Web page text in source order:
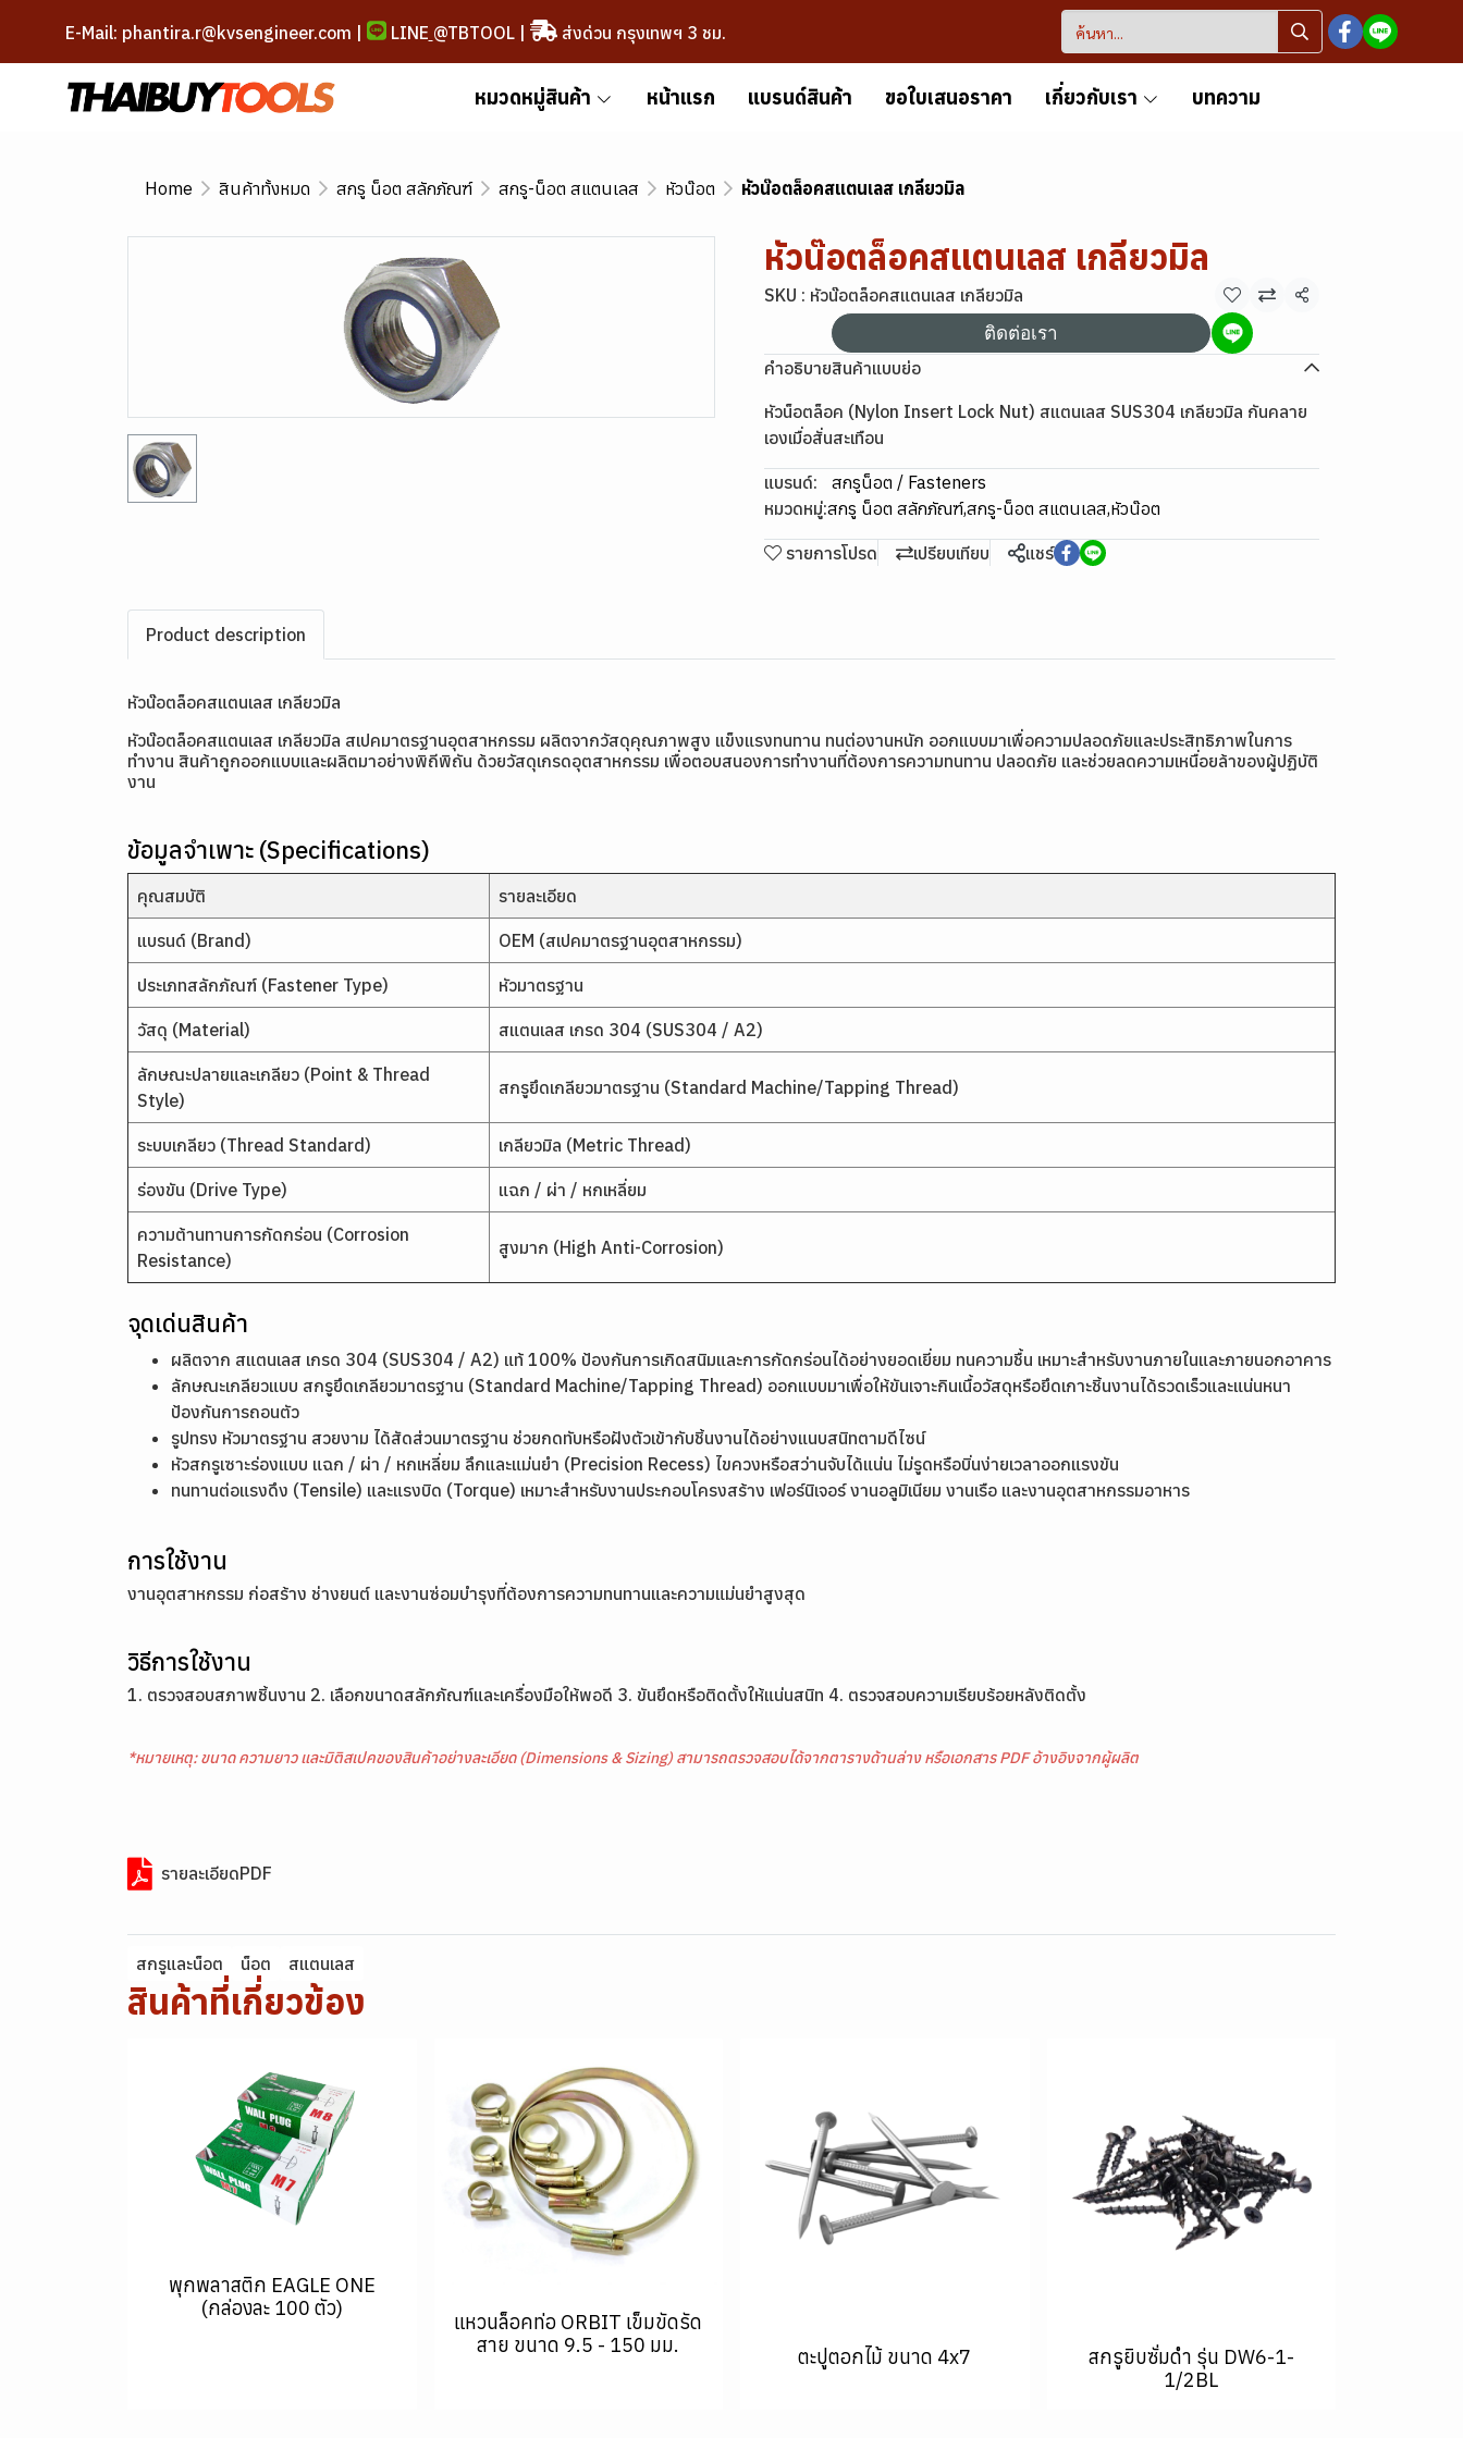
E-Mail: phantira.r@kvsengineer.com | LINE @TBTOOL| ส่งด่วน กรุงเทพฯ 3 ชม.
หมวดหมู่สินค้า หน้าแรก แบรนด์สินค้า ขอใบเสนอราคา เกี่ยวกับเรา บทความ
Home สินค้าทั้งหมด สกรู น็อต สลักภัณฑ์ สกรู-น็อต สแตนเลส หัวน๊อต หัวน๊อตล็อคสแตนเลส เกลียวมิล
หัวน๊อตล็อคสแตนเลส เกลียวมิล
SKU : หัวน๊อตล็อคสแตนเลส เกลียวมิล
แชร์
ติดต่อเรา
คำอธิบายสินค้าแบบย่อ
หัวน็อตล็อค (Nylon Insert Lock Nut) สแตนเลส SUS304 เกลียวมิล กันคลาย
เองเมื่อสั่นสะเทือน
แบรนด์:
สกรูน็อต / Fasteners
หมวดหมู่:สกรู น็อต สลักภัณฑ์,สกรู-น็อต สแตนเลส,หัวน๊อต
รายการโปรด เปรียบเทียบ แชร์
Product description
หัวน๊อตล็อคสแตนเลส เกลียวมิล
หัวน๊อตล็อคสแตนเลส เกลียวมิล สเปคมาตรฐานอุตสาหกรรม ผลิตจากวัสดุคุณภาพสูง แข็งแรงทนทาน ทนต่องานหนัก ออกแบบมาเพื่อความปลอดภัยและประสิทธิภาพในการ
ทำงาน สินค้าถูกออกแบบและผลิตมาอย่างพิถีพิถัน ด้วยวัสดุเกรดอุตสาหกรรม เพื่อตอบสนองการทำงานที่ต้องการความทนทาน ปลอดภัย และช่วยลดความเหนื่อยล้าของผู้ปฏิบัติ
งาน
ข้อมูลจำเพาะ (Specifications)
คุณสมบัติ รายละเอียด
แบรนด์ (Brand) OEM (สเปคมาตรฐานอุตสาหกรรม)
ประเภทสลักภัณฑ์ (Fastener Type) หัวมาตรฐาน
วัสดุ (Material) สแตนเลส เกรด 304 (SUS304 / A2)
ลักษณะปลายและเกลียว (Point & Thread
Style)
สกรูยึดเกลียวมาตรฐาน (Standard Machine/Tapping Thread)
ระบบเกลียว (Thread Standard) เกลียวมิล (Metric Thread)
ร่องขัน (Drive Type) แฉก / ผ่า / หกเหลี่ยม
ความต้านทานการกัดกร่อน (Corrosion
Resistance)
สูงมาก (High Anti-Corrosion)
จุดเด่นสินค้า
ผลิตจาก สแตนเลส เกรด 304 (SUS304 / A2) แท้ 100% ป้องกันการเกิดสนิมและการกัดกร่อนได้อย่างยอดเยี่ยม ทนความชื้น เหมาะสำหรับงานภายในและภายนอกอาคาร
ลักษณะเกลียวแบบ สกรูยึดเกลียวมาตรฐาน (Standard Machine/Tapping Thread) ออกแบบมาเพื่อให้ขันเจาะกินเนื้อวัสดุหรือยึดเกาะชิ้นงานได้รวดเร็วและแน่นหนา
ป้องกันการถอนตัว
รูปทรง หัวมาตรฐาน สวยงาม ได้สัดส่วนมาตรฐาน ช่วยกดทับหรือฝังตัวเข้ากับชิ้นงานได้อย่างแนบสนิทตามดีไซน์
หัวสกรูเซาะร่องแบบ แฉก / ผ่า / หกเหลี่ยม ลึกและแม่นยำ (Precision Recess) ไขควงหรือสว่านจับได้แน่น ไม่รูดหรือบิ่นง่ายเวลาออกแรงขัน
ทนทานต่อแรงดึง (Tensile) และแรงบิด (Torque) เหมาะสำหรับงานประกอบโครงสร้าง เฟอร์นิเจอร์ งานอลูมิเนียม งานเรือ และงานอุตสาหกรรมอาหาร
การใช้งาน
งานอุตสาหกรรม ก่อสร้าง ช่างยนต์ และงานซ่อมบำรุงที่ต้องการความทนทานและความแม่นยำสูงสุด
วิธีการใช้งาน
1. ตรวจสอบสภาพชิ้นงาน 2. เลือกขนาดสลักภัณฑ์และเครื่องมือให้พอดี 3. ขันยึดหรือติดตั้งให้แน่นสนิท 4. ตรวจสอบความเรียบร้อยหลังติดตั้ง
*หมายเหตุ: ขนาด ความยาว และมิติสเปคของสินค้าอย่างละเอียด (Dimensions & Sizing) สามารถตรวจสอบได้จากตารางด้านล่าง หรือเอกสาร PDF อ้างอิงจากผู้ผลิต
รายละเอียดPDF
สกรูและน็อต น็อต สแตนเลส
สินค้าที่เกี่ยวข้อง
พุกพลาสติก EAGLE ONE
(กล่องละ 100 ตัว)
แหวนล็อคท่อ ORBIT เข็มขัดรัด
สาย ขนาด 9.5 - 150 มม.
ตะปูตอกไม้ ขนาด 4x7
สกรูยิบซั่มดำ รุ่น DW6-1-
1/2BL